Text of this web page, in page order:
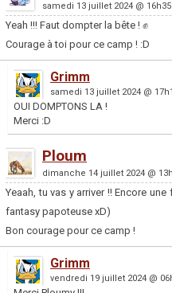
samedi 13 juillet 2024 @ 16h35
Yeah !!! Faut dompter la bête ! ✊
Courage à toi pour ce camp ! :D
Grimm
samedi 13 juillet 2024 @
OUI DOMPTONS LA !
Merci :D
Ploum
dimanche 14 juillet 2024 @
Yeaah, tu vas y arriver !! Encore
fantasy papoteuse xD)
Bon courage pour ce camp !
Grimm
vendredi 19 juillet 2024 @